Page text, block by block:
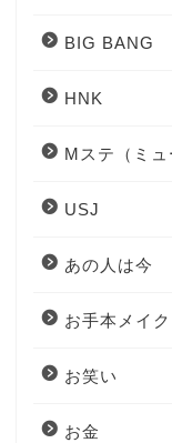
BIG BANG
HNK
Mステ（ミュ
USJ
あの人は今
お手本メイク
お笑い
お金